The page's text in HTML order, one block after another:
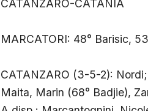
CATANZARO-CATANIA
MARCATORI: 48° Barisic,
CATANZARO (3-5-2):
Maita, Marin (68° Badjie),